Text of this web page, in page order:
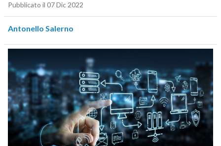
Pubblicato il 07 Dic 2022
Antonello Salerno